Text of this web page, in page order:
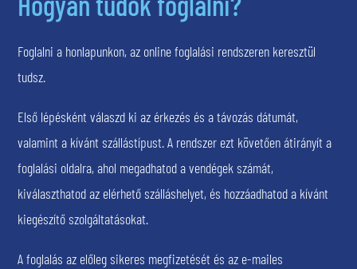
Foglalni a honlapunkon, az online foglalási rendszeren keresztül
tudsz.
Első lépésként válaszd ki az érkezés és a távozás dátumát,
valamint a kívánt szállástípust. A rendszer ezt követően átirányít a
foglalási oldalra, ahol megadhatod a vendégek számát,
kiválaszthatod az elérhető szálláshelyet, és hozzáadhatod a kívánt
kiegészítő szolgáltatásokat.
A foglalás az előleg sikeres megfizetését és az e-mailes